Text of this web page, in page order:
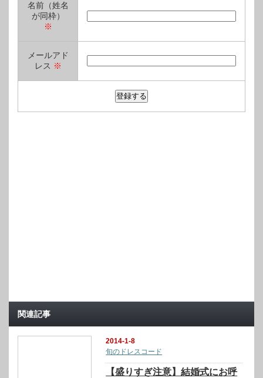
名前（姓名
が同枠）
※
メールアド
レス ※
関連記事
2014-1-8
旬のドレスコード
【盛りすぎ注意】結婚式にお呼